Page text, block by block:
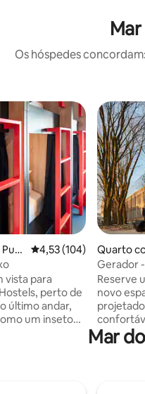
Os hóspedes
4,53 de uma avaliação
4,53 (104)
vista para
perto de
último andar,
um inseto
Quarto
erdã
Gerador
Reserve
novo
painel de
Mar